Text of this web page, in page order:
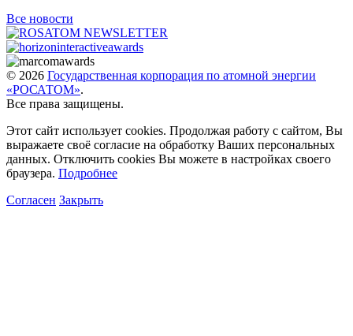
Все новости
© 2026 Государственная корпорация по атомной энергии
«РОСАТОМ».
Все права защищены.
Этот сайт использует cookies. Продолжая работу с сайтом, Вы
выражаете своё согласие на обработку Ваших персональных
данных. Отключить cookies Вы можете в настройках своего
браузера. Подробнее
Согласен Закрыть